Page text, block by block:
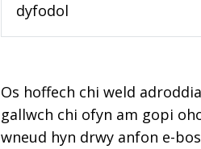
dyfodol
Os hoffech chi weld
gallwch chi ofyn am gopi
wneud hyn drwy anfon e-